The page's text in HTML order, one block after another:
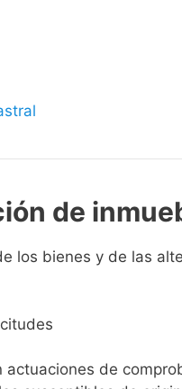
de
los bienes y de las
de